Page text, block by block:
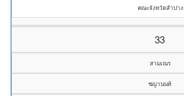
คณะจังหวัดลำปาง
33
สามเณร
ชญานนท์